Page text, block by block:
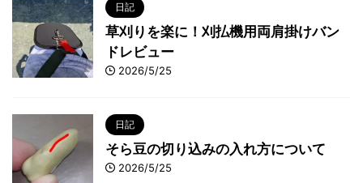
日記
草刈りを楽に！刈払機用両肩掛けバン
ドレビュー
2026/5/25
日記
そら豆の切り込みの入れ方について
2026/5/25